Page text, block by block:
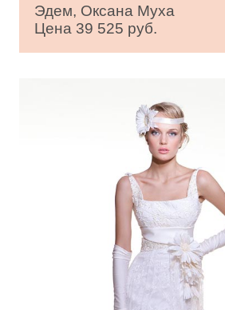
Эдем, Оксана Муха
Цена 39 525 руб.